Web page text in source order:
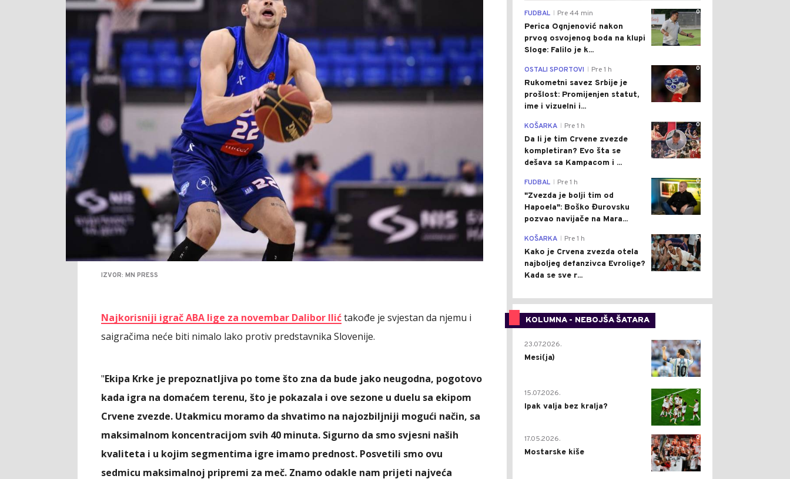
IZVOR: MN PRESS
Najkorisniji igrač ABA lige za novembar Dalibor Ilićtakođe je svjestan da njemu i
saigračima neće biti nimalo lako protiv predstavnika Slovenije.
"Ekipa Krke je prepoznatljiva po tome što zna da bude jako neugodna, pogotovo
kada igra na domaćem terenu, što je pokazala i ove sezone u duelu sa ekipom
Crvene zvezde. Utakmicu moramo da shvatimo na najozbiljniji mogući način, sa
maksimalnom koncentracijom svih 40 minuta. Sigurno da smo svjesni naših
kvaliteta i u kojim segmentima igre imamo prednost. Posvetili smo ovu
sedmicu maksimalnoj pripremi za meč. Znamo odakle nam prijeti najveća
0
FUDBAL Pre 44 min
Perica Ognjenović nakon
prvog osvojenog boda na klupi
Sloge: Falilo je k...
0
OSTALI SPORTOVI Pre 1 h
Rukometni savez Srbije je
prošlost: Promijenjen statut,
ime i vizuelni i...
0
KOŠARKA Pre 1 h
Da li je tim Crvene zvezde
kompletiran? Evo šta se
dešava sa Kampacom i ...
0
FUDBAL Pre 1 h
"Zvezda je bolji tim od
Hapoela": Boško Đurovsku
pozvao navijače na Mara...
0
KOŠARKA Pre 1 h
Kako je Crvena zvezda otela
najboljeg defanzivca Evrolige?
Kada se sve r...
KOLUMNA - NEBOJŠA ŠATARA
0
23.07.2026.
Mesi(ja)
2
15.07.2026.
Ipak valja bez kralja?
0
17.05.2026.
Mostarske kiše